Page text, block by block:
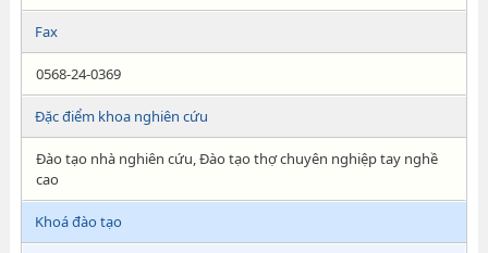
Fax
0568-24-0369
Đặc điểm khoa nghiên cứu
Đào tạo nhà nghiên cứu, Đào tạo thợ chuyên nghiệp tay nghề
cao
Khoá đào tạo